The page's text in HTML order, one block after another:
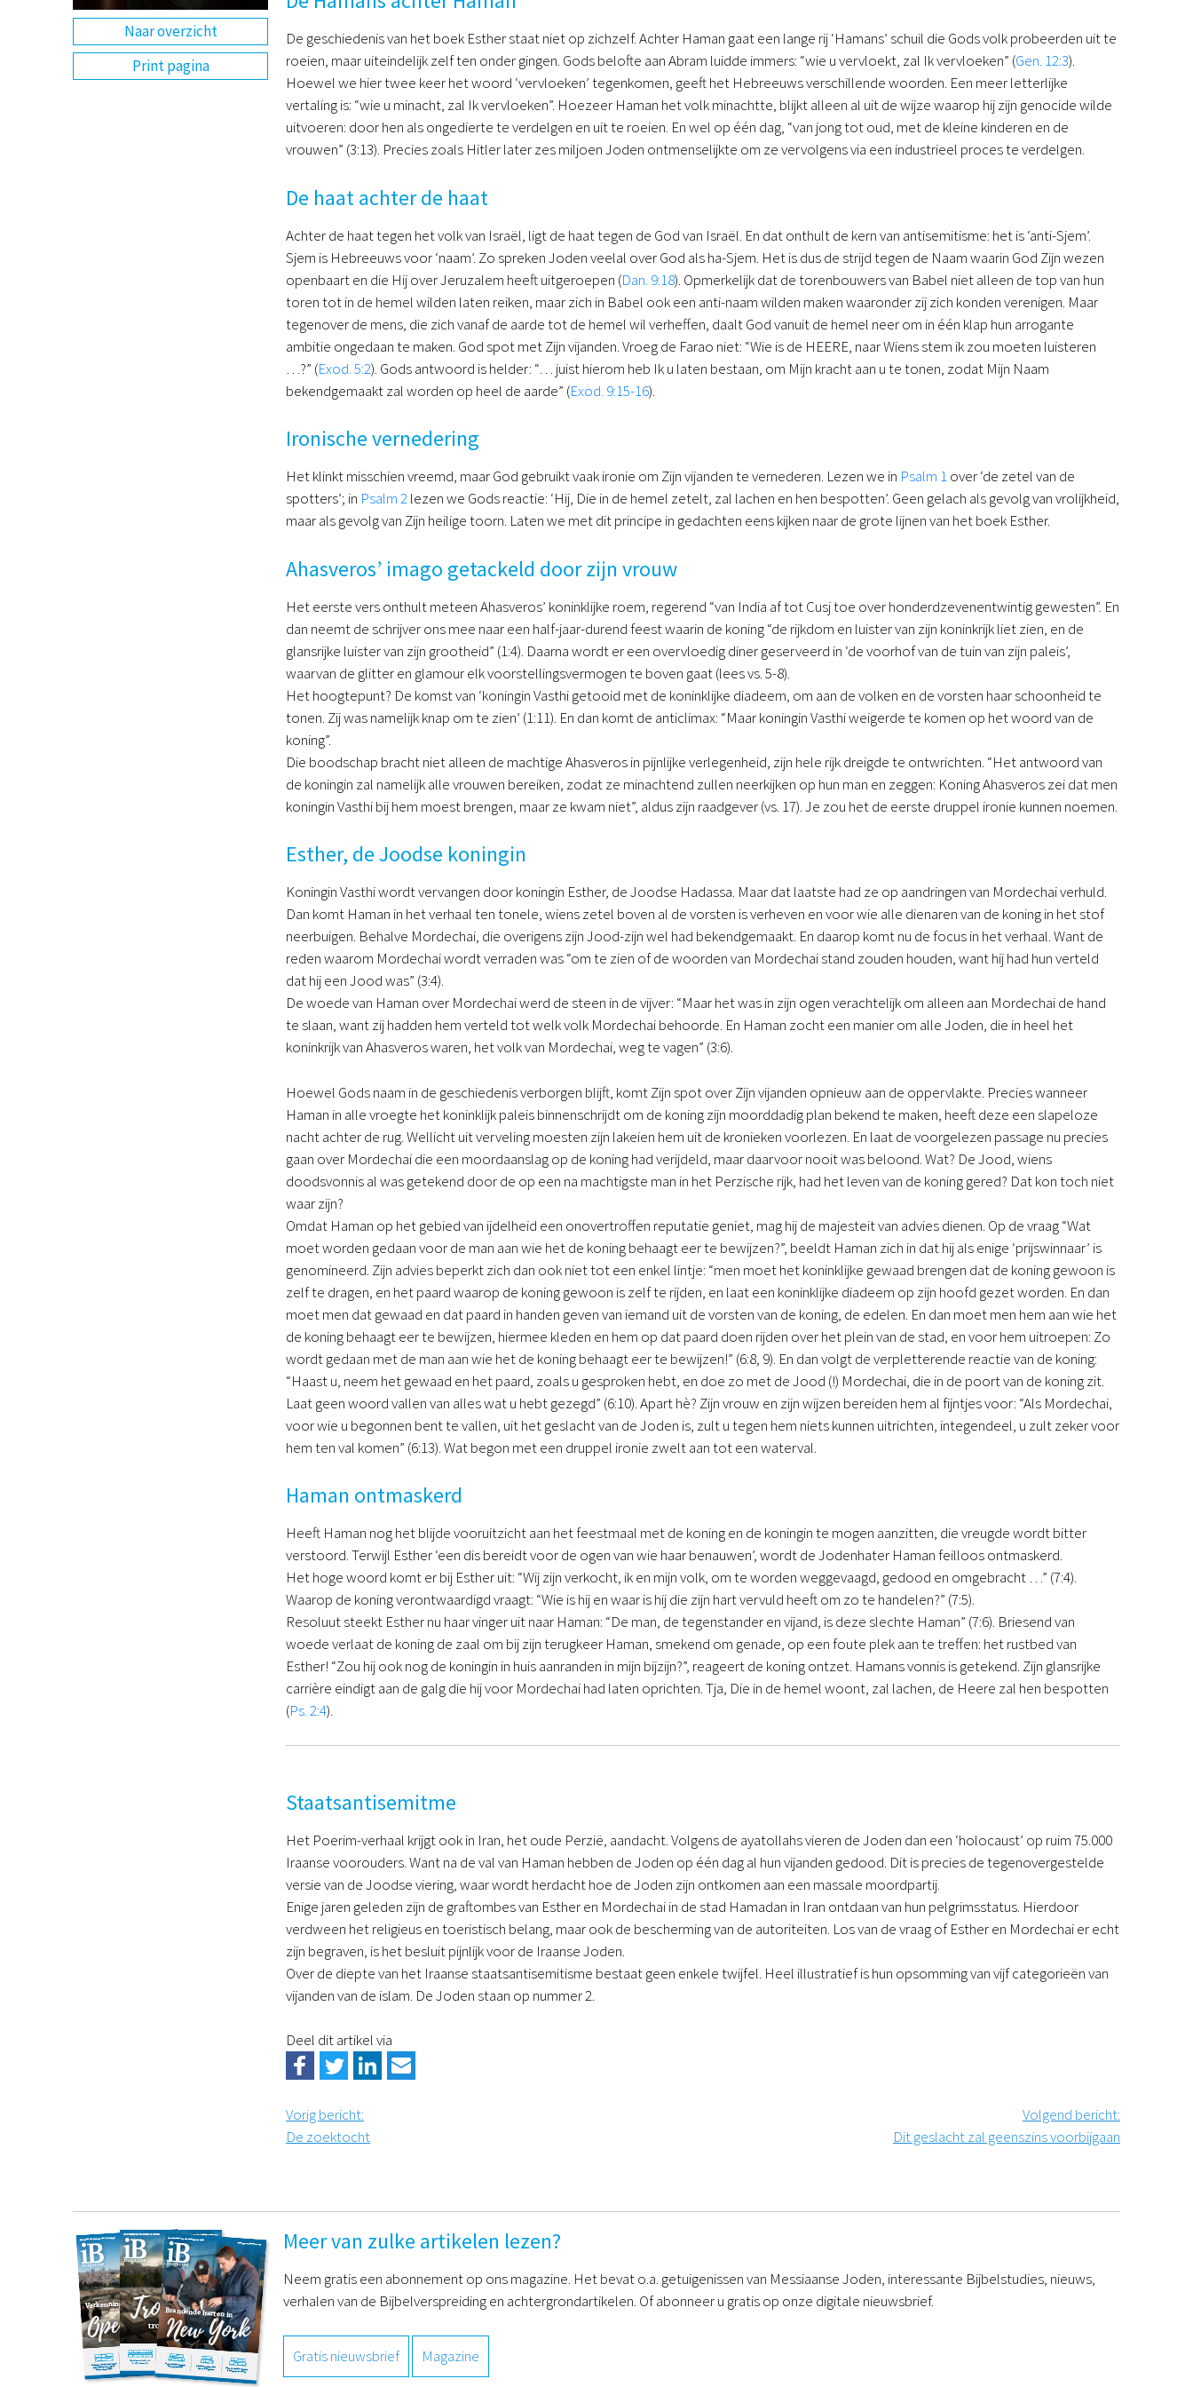
Naar overzicht
Print pagina
De geschiedenis van het boek Esther staat niet op zichzelf. Achter Haman gaat een lange rij ‘Hamans’ schuil die Gods volk probeerden uit te
roeien, maar uiteindelijk zelf ten onder gingen. Gods belofte aan Abram luidde immers: “wie u vervloekt, zal Ik vervloeken” (Gen. 12:3).
Hoewel we hier twee keer het woord ‘vervloeken’ tegenkomen, geeft het Hebreeuws verschillende woorden. Een meer letterlijke
vertaling is: “wie u minacht, zal Ik vervloeken”. Hoezeer Haman het volk minachtte, blijkt alleen al uit de wijze waarop hij zijn genocide wilde
uitvoeren: door hen als ongedierte te verdelgen en uit te roeien. En wel op één dag, “van jong tot oud, met de kleine kinderen en de
vrouwen” (3:13). Precies zoals Hitler later zes miljoen Joden ontmenselijkte om ze vervolgens via een industrieel proces te verdelgen.
De haat achter de haat
Achter de haat tegen het volk van Israël, ligt de haat tegen de God van Israël. En dat onthult de kern van antisemitisme: het is ‘anti-Sjem’.
Sjem is Hebreeuws voor ‘naam’. Zo spreken Joden veelal over God als ha-Sjem. Het is dus de strijd tegen de Naam waarin God Zijn wezen
openbaart en die Hij over Jeruzalem heeft uitgeroepen (Dan. 9:18). Opmerkelijk dat de torenbouwers van Babel niet alleen de top van hun
toren tot in de hemel wilden laten reiken, maar zich in Babel ook een anti-naam wilden maken waaronder zij zich konden verenigen. Maar
tegenover de mens, die zich vanaf de aarde tot de hemel wil verheffen, daalt God vanuit de hemel neer om in één klap hun arrogante
ambitie ongedaan te maken. God spot met Zijn vijanden. Vroeg de Farao niet: “Wie is de HEERE, naar Wiens stem ik zou moeten luisteren
…?” (Exod. 5:2). Gods antwoord is helder: “… juist hierom heb Ik u laten bestaan, om Mijn kracht aan u te tonen, zodat Mijn Naam
bekendgemaakt zal worden op heel de aarde” (Exod. 9:15-16).
Ironische vernedering
Het klinkt misschien vreemd, maar God gebruikt vaak ironie om Zijn vijanden te vernederen. Lezen we in Psalm 1over ‘de zetel van de
spotters’; in Psalm 2lezen we Gods reactie: ‘Hij, Die in de hemel zetelt, zal lachen en hen bespotten’. Geen gelach als gevolg van vrolijkheid,
maar als gevolg van Zijn heilige toorn. Laten we met dit principe in gedachten eens kijken naar de grote lijnen van het boek Esther.
Ahasveros’ imago getackeld door zijn vrouw
Het eerste vers onthult meteen Ahasveros’ koninklijke roem, regerend “van India af tot Cusj toe over honderdzevenentwintig gewesten”. En
dan neemt de schrijver ons mee naar een half-jaar-durend feest waarin de koning “de rijkdom en luister van zijn koninkrijk liet zien, en de
glansrijke luister van zijn grootheid” (1:4). Daarna wordt er een overvloedig diner geserveerd in ‘de voorhof van de tuin van zijn paleis’,
waarvan de glitter en glamour elk voorstellingsvermogen te boven gaat (lees vs. 5-8).
Het hoogtepunt? De komst van ‘koningin Vasthi getooid met de koninklijke diadeem, om aan de volken en de vorsten haar schoonheid te
tonen. Zij was namelijk knap om te zien’ (1:11). En dan komt de anticlimax: “Maar koningin Vasthi weigerde te komen op het woord van de
koning”.
Die boodschap bracht niet alleen de machtige Ahasveros in pijnlijke verlegenheid, zijn hele rijk dreigde te ontwrichten. “Het antwoord van
de koningin zal namelijk alle vrouwen bereiken, zodat ze minachtend zullen neerkijken op hun man en zeggen: Koning Ahasveros zei dat men
koningin Vasthi bij hem moest brengen, maar ze kwam niet”, aldus zijn raadgever (vs. 17). Je zou het de eerste druppel ironie kunnen noemen.
Esther, de Joodse koningin
Koningin Vasthi wordt vervangen door koningin Esther, de Joodse Hadassa. Maar dat laatste had ze op aandringen van Mordechai verhuld.
Dan komt Haman in het verhaal ten tonele, wiens zetel boven al de vorsten is verheven en voor wie alle dienaren van de koning in het stof
neerbuigen. Behalve Mordechai, die overigens zijn Jood-zijn wel had bekendgemaakt. En daarop komt nu de focus in het verhaal. Want de
reden waarom Mordechai wordt verraden was “om te zien of de woorden van Mordechai stand zouden houden, want hij had hun verteld
dat hij een Jood was” (3:4).
De woede van Haman over Mordechai werd de steen in de vijver: “Maar het was in zijn ogen verachtelijk om alleen aan Mordechai de hand
te slaan, want zij hadden hem verteld tot welk volk Mordechai behoorde. En Haman zocht een manier om alle Joden, die in heel het
koninkrijk van Ahasveros waren, het volk van Mordechai, weg te vagen” (3:6).
Hoewel Gods naam in de geschiedenis verborgen blijft, komt Zijn spot over Zijn vijanden opnieuw aan de oppervlakte. Precies wanneer
Haman in alle vroegte het koninklijk paleis binnenschrijdt om de koning zijn moorddadig plan bekend te maken, heeft deze een slapeloze
nacht achter de rug. Wellicht uit verveling moesten zijn lakeien hem uit de kronieken voorlezen. En laat de voorgelezen passage nu precies
gaan over Mordechai die een moordaanslag op de koning had verijdeld, maar daarvoor nooit was beloond. Wat? De Jood, wiens
doodsvonnis al was getekend door de op een na machtigste man in het Perzische rijk, had het leven van de koning gered? Dat kon toch niet
waar zijn?
Omdat Haman op het gebied van ijdelheid een onovertroffen reputatie geniet, mag hij de majesteit van advies dienen. Op de vraag “Wat
moet worden gedaan voor de man aan wie het de koning behaagt eer te bewijzen?”, beeldt Haman zich in dat hij als enige ‘prijswinnaar’ is
genomineerd. Zijn advies beperkt zich dan ook niet tot een enkel lintje: “men moet het koninklijke gewaad brengen dat de koning gewoon is
zelf te dragen, en het paard waarop de koning gewoon is zelf te rijden, en laat een koninklijke diadeem op zijn hoofd gezet worden. En dan
moet men dat gewaad en dat paard in handen geven van iemand uit de vorsten van de koning, de edelen. En dan moet men hem aan wie het
de koning behaagt eer te bewijzen, hiermee kleden en hem op dat paard doen rijden over het plein van de stad, en voor hem uitroepen: Zo
wordt gedaan met de man aan wie het de koning behaagt eer te bewijzen!” (6:8, 9). En dan volgt de verpletterende reactie van de koning:
“Haast u, neem het gewaad en het paard, zoals u gesproken hebt, en doe zo met de Jood (!) Mordechai, die in de poort van de koning zit.
Laat geen woord vallen van alles wat u hebt gezegd” (6:10). Apart hè? Zijn vrouw en zijn wijzen bereiden hem al fijntjes voor: “Als Mordechai,
voor wie u begonnen bent te vallen, uit het geslacht van de Joden is, zult u tegen hem niets kunnen uitrichten, integendeel, u zult zeker voor
hem ten val komen” (6:13). Wat begon met een druppel ironie zwelt aan tot een waterval.
Haman ontmaskerd
Heeft Haman nog het blijde vooruitzicht aan het feestmaal met de koning en de koningin te mogen aanzitten, die vreugde wordt bitter
verstoord. Terwijl Esther ‘een dis bereidt voor de ogen van wie haar benauwen’, wordt de Jodenhater Haman feilloos ontmaskerd.
Het hoge woord komt er bij Esther uit: “Wij zijn verkocht, ik en mijn volk, om te worden weggevaagd, gedood en omgebracht …” (7:4).
Waarop de koning verontwaardigd vraagt: “Wie is hij en waar is hij die zijn hart vervuld heeft om zo te handelen?” (7:5).
Resoluut steekt Esther nu haar vinger uit naar Haman: “De man, de tegenstander en vijand, is deze slechte Haman” (7:6). Briesend van
woede verlaat de koning de zaal om bij zijn terugkeer Haman, smekend om genade, op een foute plek aan te treffen: het rustbed van
Esther! “Zou hij ook nog de koningin in huis aanranden in mijn bijzijn?”, reageert de koning ontzet. Hamans vonnis is getekend. Zijn glansrijke
carrière eindigt aan de galg die hij voor Mordechai had laten oprichten. Tja, Die in de hemel woont, zal lachen, de Heere zal hen bespotten
(Ps. 2:4).
Staatsantisemitme
Het Poerim-verhaal krijgt ook in Iran, het oude Perzië, aandacht. Volgens de ayatollahs vieren de Joden dan een ‘holocaust’ op ruim 75.000
Iraanse voorouders. Want na de val van Haman hebben de Joden op één dag al hun vijanden gedood. Dit is precies de tegenovergestelde
versie van de Joodse viering, waar wordt herdacht hoe de Joden zijn ontkomen aan een massale moordpartij.
Enige jaren geleden zijn de graftombes van Esther en Mordechai in de stad Hamadan in Iran ontdaan van hun pelgrimsstatus. Hierdoor
verdween het religieus en toeristisch belang, maar ook de bescherming van de autoriteiten. Los van de vraag of Esther en Mordechai er echt
zijn begraven, is het besluit pijnlijk voor de Iraanse Joden.
Over de diepte van het Iraanse staatsantisemitisme bestaat geen enkele twijfel. Heel illustratief is hun opsomming van vijf categorieën van
vijanden van de islam. De Joden staan op nummer 2.
Deel dit artikel via
Vorig bericht:
De zoektocht
Volgend bericht:
Dit geslacht zal geenszins voorbijgaan
Meer van zulke artikelen lezen?
Neem gratis een abonnement op ons magazine. Het bevat o.a. getuigenissen van Messiaanse Joden, interessante Bijbelstudies, nieuws,
verhalen van de Bijbelverspreiding en achtergrondartikelen. Of abonneer u gratis op onze digitale nieuwsbrief.
Gratis nieuwsbrief Magazine
Magazine
Digitale nieuwsbrief
Agenda
Kinderwerk
Jongerenwerk
Het Studiehuis (cursus)
Geschiedenis
Actueel
ANBI
Veelgestelde vragen
Contact
Doneren